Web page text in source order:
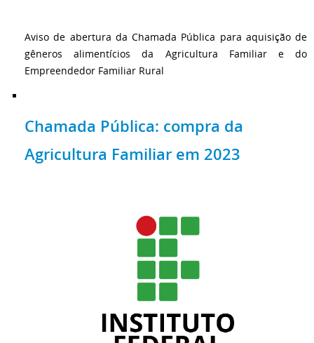
Aviso de abertura da Chamada Pública para aquisição de
gêneros alimentícios da Agricultura Familiar e do
Empreendedor Familiar Rural
Chamada Pública: compra da
Agricultura Familiar em 2023